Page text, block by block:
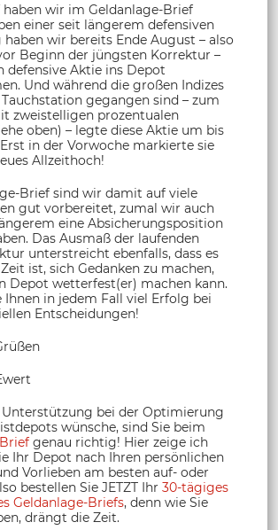
haben wir im Geldanlage-Brief
einer seit längerem defensiven
wir bereits Ende August – also
Beginn der jüngsten Korrektur –
defensive Aktie ins Depot
Und während die großen Indizes
gegangen sind – zum
zweistelligen prozentualen
oben) – legte diese Aktie um bis
Erst in der Vorwoche markierte sie
Allzeithoch!
Brief sind wir damit auf viele
gut vorbereitet, zumal wir auch
eine Absicherungsposition
Das Ausmaß der laufenden
unterstreicht ebenfalls, dass es
ist, sich Gedanken zu machen,
Depot wetterfest(er) machen kann.
Ihnen in jedem Fall viel Erfolg bei
Entscheidungen!
Unterstützung bei der Optimierung
wünsche, sind Sie beim
genau richtig! Hier zeige ich
Ihr Depot nach Ihren persönlichen
Vorlieben am besten auf- oder
bestellen Sie JETZT Ihr 30-tägiges
Geldanlage-Briefs, denn wie Sie
drängt die Zeit.